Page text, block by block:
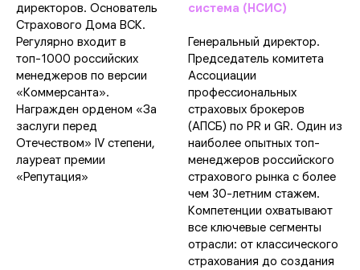
директоров. Основатель
Страхового Дома ВСК.
Регулярно входит в
топ-1000 российских
менеджеров по версии
«Коммерсанта».
Награжден орденом «За
заслуги перед
Отечеством» IV степени,
лауреат премии
«Репутация»
система (НСИС)
Генеральный директор.
Председатель комитета
Ассоциации
профессиональных
страховых брокеров
(АПСБ) по PR и GR. Один из
наиболее опытных топ-
менеджеров российского
страхового рынка с более
чем 30-летним стажем.
Компетенции охватывают
все ключевые сегменты
отрасли: от классического
страхования до создания